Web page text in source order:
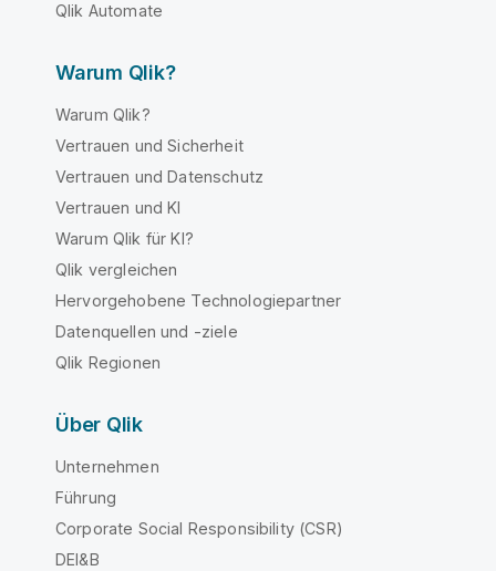
Qlik Automate
Warum Qlik?
Warum Qlik?
Vertrauen und Sicherheit
Vertrauen und Datenschutz
Vertrauen und KI
Warum Qlik für KI?
Qlik vergleichen
Hervorgehobene Technologiepartner
Datenquellen und -ziele
Qlik Regionen
Über Qlik
Unternehmen
Führung
Corporate Social Responsibility (CSR)
DEI&B